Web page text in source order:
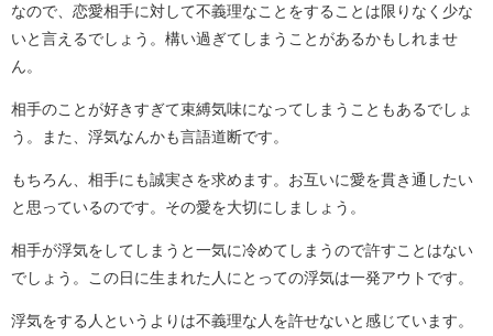
なので、恋愛相手に対して不義理なことをすることは限りなく少な
いと言えるでしょう。構い過ぎてしまうことがあるかもしれませ
ん。
相手のことが好きすぎて束縛気味になってしまうこともあるでしょ
う。また、浮気なんかも言語道断です。
もちろん、相手にも誠実さを求めます。お互いに愛を貫き通したい
と思っているのです。その愛を大切にしましょう。
相手が浮気をしてしまうと一気に冷めてしまうので許すことはない
でしょう。この日に生まれた人にとっての浮気は一発アウトです。
浮気をする人というよりは不義理な人を許せないと感じています。